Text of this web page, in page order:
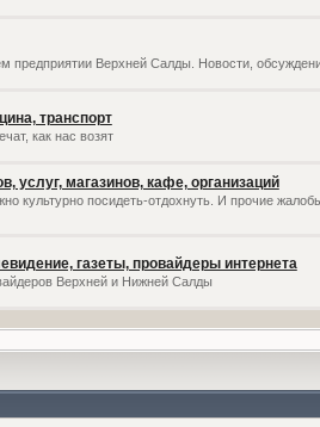
предприятии Верхней Салды. Новости,
транспорт
как нас возят
услуг, магазинов, кафе, организаций
культурно посидеть-отдохнуть. И прочие
газеты, провайдеры интернета
Верхней и Нижней Салды